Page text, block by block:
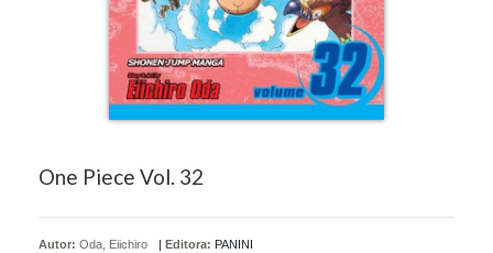
One Piece Vol. 32
Autor: Oda, Eiichiro Editora: PANINI